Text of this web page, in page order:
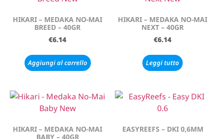
HIKARI – MEDAKA NO-MAI
BREED – 40GR
€6.14
Aggiungi al carrello
HIKARI – MEDAKA NO-MAI
NEXT – 40GR
€6.14
Leggi tutto
HIKARI – MEDAKA NO-MAI
BABY – 40GR
EASYREEFS – DKI 0,6MM